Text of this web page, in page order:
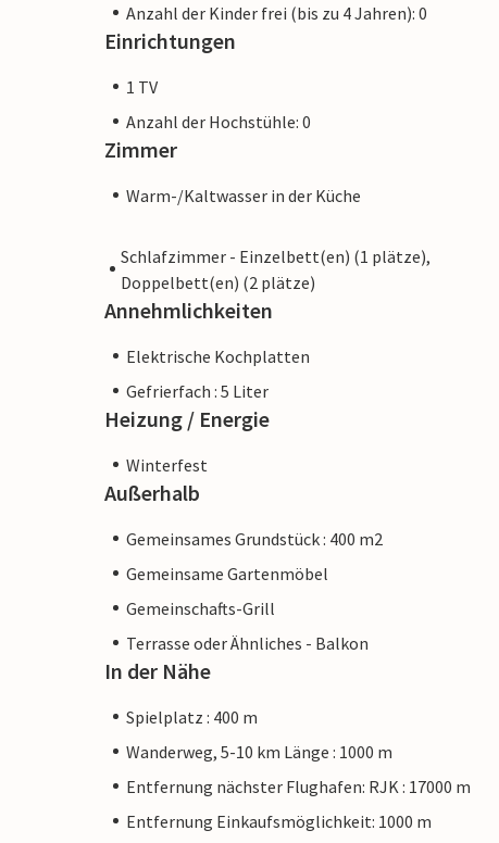
Anzahl der Kinder frei (bis zu 4 Jahren): 0
Einrichtungen
1 TV
Anzahl der Hochstühle: 0
Zimmer
Warm-/Kaltwasser in der Küche
Schlafzimmer - Einzelbett(en) (1 plätze),
Doppelbett(en) (2 plätze)
Annehmlichkeiten
Elektrische Kochplatten
Gefrierfach : 5 Liter
Heizung / Energie
Winterfest
Außerhalb
Gemeinsames Grundstück : 400 m2
Gemeinsame Gartenmöbel
Gemeinschafts-Grill
Terrasse oder Ähnliches - Balkon
In der Nähe
Spielplatz : 400 m
Wanderweg, 5-10 km Länge : 1000 m
Entfernung nächster Flughafen: RJK : 17000 m
Entfernung Einkaufsmöglichkeit: 1000 m